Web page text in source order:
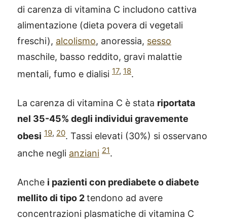
di carenza di vitamina C includono cattiva
alimentazione (dieta povera di vegetali
freschi), alcolismo, anoressia, sesso
maschile, basso reddito, gravi malattie
mentali, fumo e dialisi 17, 18.
La carenza di vitamina C è stata riportata
nel 35-45% degli individui gravemente
obesi 19, 20. Tassi elevati (30%) si osservano
anche negli anziani 21.
Anche i pazienti con prediabete o diabete
mellito di tipo 2tendono ad avere
concentrazioni plasmatiche di vitamina C